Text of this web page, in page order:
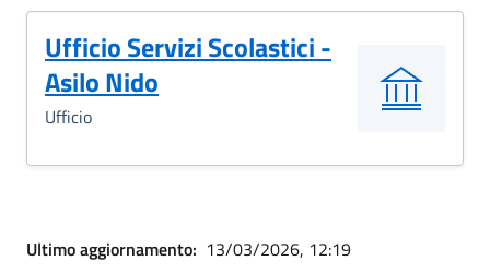
Ufficio Servizi Scolastici -
Asilo Nido
Ufficio
Ultimo aggiornamento: 13/03/2026, 12:19